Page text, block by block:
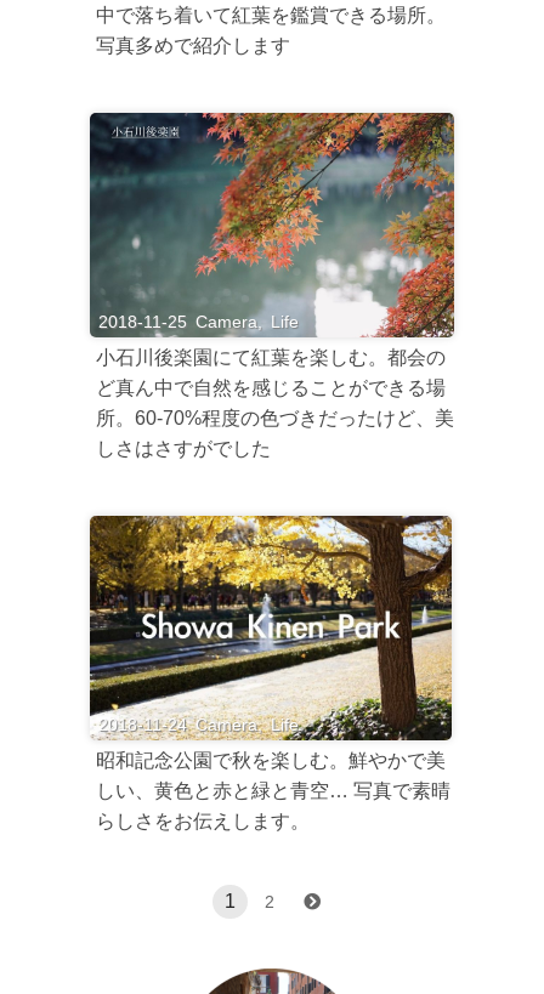
中で落ち着いて紅葉を鑑賞できる場所。
写真多めで紹介します
2018-11-25 Camera, Life
小石川後楽園にて紅葉を楽しむ。都会の
ど真ん中で自然を感じることができる場
所。60-70%程度の色づきだったけど、美
しさはさすがでした
2018-11-24 Camera, Life
昭和記念公園で秋を楽しむ。鮮やかで美
しい、黄色と赤と緑と青空… 写真で素晴
らしさをお伝えします。
1 2